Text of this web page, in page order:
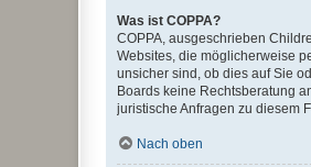
Was ist COPPA?
COPPA, ausgeschrieben
Websites, die möglicherweise
unsicher sind, ob dies auf Sie
Boards keine Rechtsberatung
juristische Anfragen zu diesem
Nach oben